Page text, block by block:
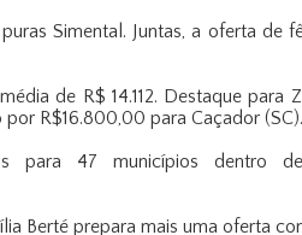
Simental. Juntas, a oferta de
de R$ 14.112. Destaque para
R$16.800,00 para Caçador (SC).
para 47 municípios dentro
Berté prepara mais uma oferta